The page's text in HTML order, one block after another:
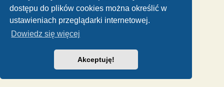
dostępu do plików cookies można określić w
ustawieniach przeglądarki internetowej.
Dowiedz się więcej
Akceptuję!